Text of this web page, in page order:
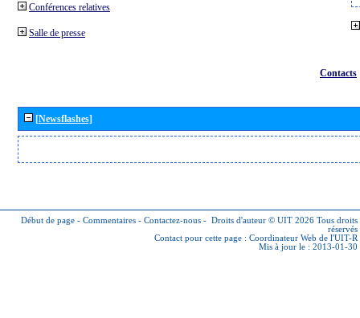
Conférences relatives
Salle de presse
Contacts
[Newsflashes]
Début de page - Commentaires - Contactez-nous - Droits d'auteur © UIT 2026 Tous droits
réservés
Contact pour cette page : Coordinateur Web de l'UIT-R
Mis à jour le : 2013-01-30